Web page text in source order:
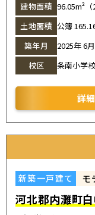
建物面積 96.05m²（
土地面積 公簿
築年月
2025年 6月
校区
条南小学
詳
新築一戸建て モ
河北郡内灘町